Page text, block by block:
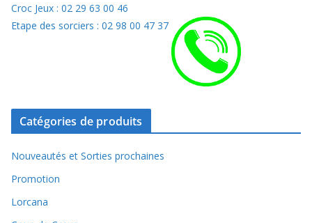
Croc Jeux : 02 29 63 00 46
Etape des sorciers : 02 98 00 47 37
Catégories de produits
Nouveautés et Sorties prochaines
Promotion
Lorcana